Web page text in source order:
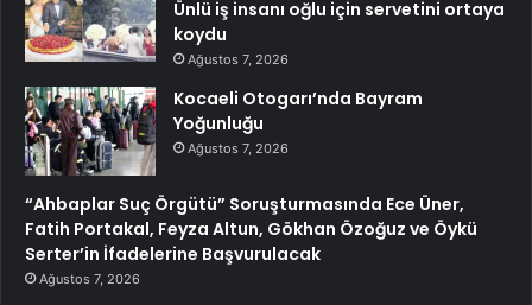
Ünlü iş insanı oğlu için servetini ortaya
koydu
Ağustos 7, 2026
Kocaeli Otogarı’nda Bayram
Yoğunluğu
Ağustos 7, 2026
“Ahbaplar Suç Örgütü” Soruşturmasında Ece Üner,
Fatih Portakal, Feyza Altun, Gökhan Özoğuz ve Öykü
Serter’in İfadelerine Başvurulacak
Ağustos 7, 2026